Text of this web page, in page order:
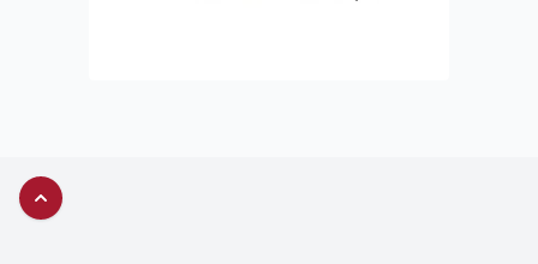
Zurück nach oben